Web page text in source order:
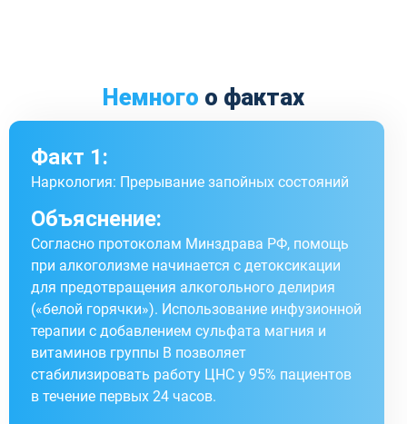
Немного о фактах
Факт 1:
Наркология: Прерывание запойных состояний
Объяснение:
Согласно протоколам Минздрава РФ, помощь
при алкоголизме начинается с детоксикации
для предотвращения алкогольного делирия
(«белой горячки»). Использование инфузионной
терапии с добавлением сульфата магния и
витаминов группы B позволяет
стабилизировать работу ЦНС у 95% пациентов
в течение первых 24 часов.